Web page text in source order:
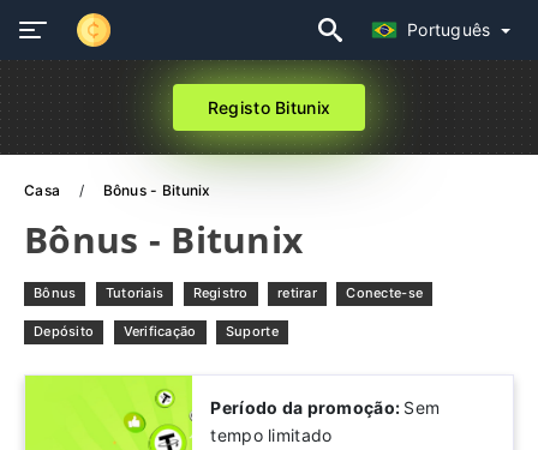
Português
Registo Bitunix
Casa Bônus - Bitunix
Bônus - Bitunix
Bônus Tutoriais Registro retirar Conecte-se
Depósito Verificação Suporte
Período da promoção: Sem
tempo limitado